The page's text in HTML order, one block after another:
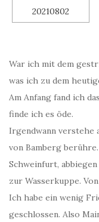
War ich mit dem
was ich zu dem
Am Anfang fand ich
finde ich es öde.
Irgendwann verstehe
von Bamberg
Schweinfurt,
zur Wasserkuppe.
Ich habe ein wenig
geschlossen. Also